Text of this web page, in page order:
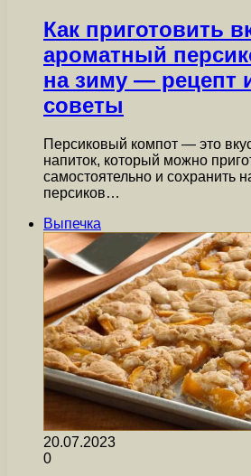
Как приготовить
ароматный
на зиму — рецепт
советы
Персиковый компот — это
напиток, который можно
самостоятельно и сохранить
персиков…
Выпечка
20.07.2023
0